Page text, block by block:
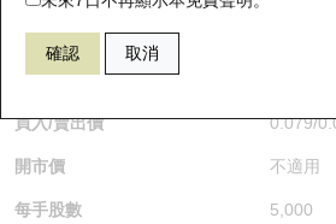
確認 取消
28967 瑞銀認購 1024 快手
$0.081 即時
買入/賣出價 0.079/
開市價 不適用
每手股數 5,000
認股證到期結算價查詢
認股證分析儀
認股證速算機
正股牛熊證列表
新發行瑞銀牛熊證
已收回牛熊證剩餘價值
資金流
街貨統計
三十大平均引伸波幅
國指成份股
科指成份股
相關資產沽空
認股證投資者教育
牛熊證投資者教育
認股證牛熊證常問問題